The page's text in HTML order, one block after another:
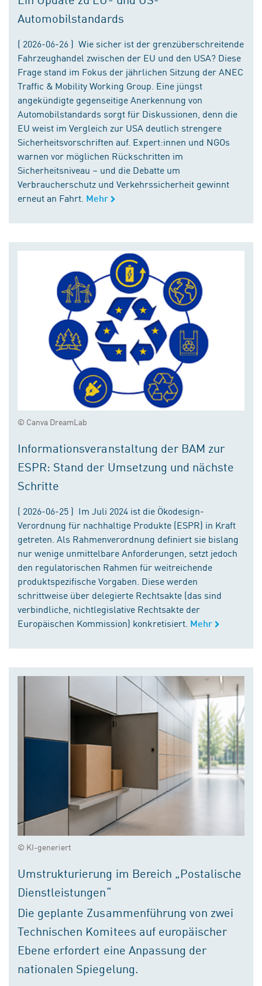
Automobilstandards
( 2026-06-26 ) Wie sicher ist der grenzüberschreitende
Fahrzeughandel zwischen der EU und den USA? Diese
Frage stand im Fokus der jährlichen Sitzung der ANEC
Traffic & Mobility Working Group. Eine jüngst
angekündigte gegenseitige Anerkennung von
Automobilstandards sorgt für Diskussionen, denn die
EU weist im Vergleich zur USA deutlich strengere
Sicherheitsvorschriften auf. Expert:innen und NGOs
warnen vor möglichen Rückschritten im
Sicherheitsniveau – und die Debatte um
Verbraucherschutz und Verkehrssicherheit gewinnt
erneut an Fahrt. Mehr
© Canva DreamLab
Informationsveranstaltung der BAM zur
ESPR: Stand der Umsetzung und nächste
Schritte
( 2026-06-25 ) Im Juli 2024 ist die Ökodesign-
Verordnung für nachhaltige Produkte (ESPR) in Kraft
getreten. Als Rahmenverordnung definiert sie bislang
nur wenige unmittelbare Anforderungen, setzt jedoch
den regulatorischen Rahmen für weitreichende
produktspezifische Vorgaben. Diese werden
schrittweise über delegierte Rechtsakte (das sind
verbindliche, nichtlegislative Rechtsakte der
Europäischen Kommission) konkretisiert. Mehr
© KI-generiert
Umstrukturierung im Bereich „Postalische
Dienstleistungen“
Die geplante Zusammenführung von zwei
Technischen Komitees auf europäischer
Ebene erfordert eine Anpassung der
nationalen Spiegelung.